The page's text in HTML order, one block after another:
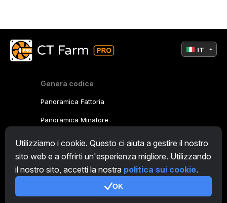
Utilizziamo i cookie. Questo ci aiuta a gestire il nostro
sito web e a offrirti un'esperienza migliore. Utilizzando
il nostro sito, accetti la nostra politica sui cookie.
OK
Genera codice
Panoramica Fattoria
Panoramica Minatore
CryptoTab
Programma Affiliato
Condizioni d'uso
IT